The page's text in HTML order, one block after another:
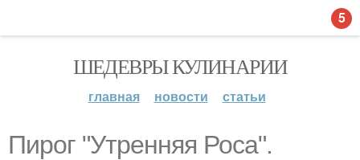
ШЕДЕВРЫ КУЛИНАРИИ
главная новости статьи
Пирог "Утренняя Роса".
5